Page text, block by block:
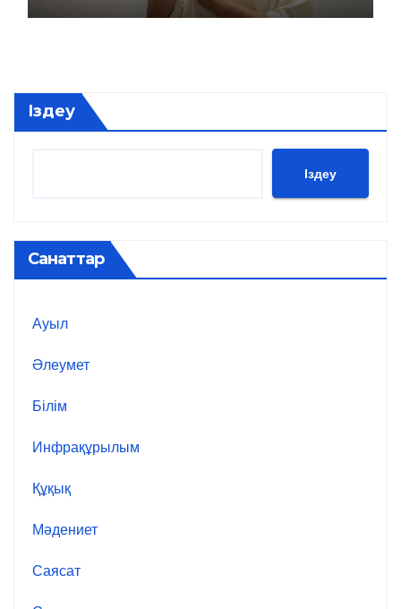
Іздеу
Іздеу
Санаттар
Ауыл
Әлеумет
Білім
Инфрақұрылым
Құқық
Мәдениет
Саясат